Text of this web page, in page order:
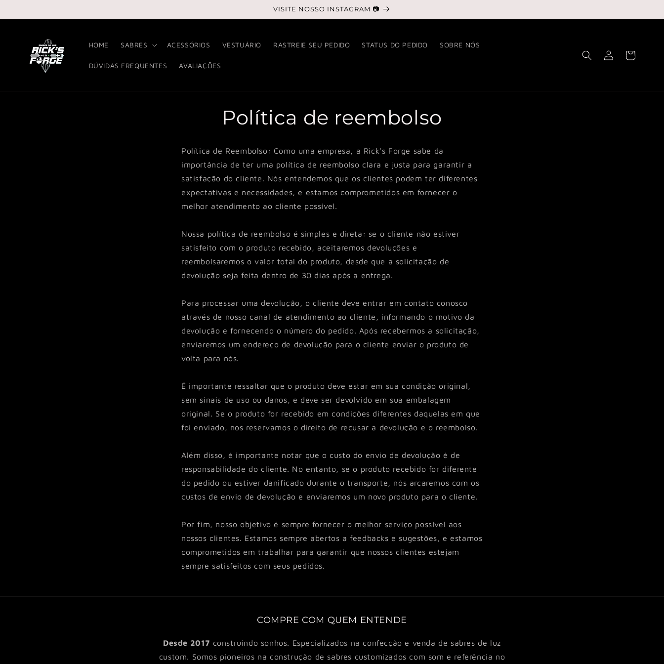
conteúdo
VISITE NOSSO INSTAGRAM 📷
HOME SABRES ACESSÓRIOS VESTUÁRIO RASTREIE SEU PEDIDO STATUS DO PEDIDO SOBRE NÓS
DÚVIDAS FREQUENTES AVALIAÇÕES
Fazer
login
Carrinho
Política de reembolso
Política de Reembolso: Como uma empresa, a Rick's Forge sabe da
importância de ter uma política de reembolso clara e justa para garantir a
satisfação do cliente. Nós entendemos que os clientes podem ter diferentes
expectativas e necessidades, e estamos comprometidos em fornecer o
melhor atendimento ao cliente possível.
Nossa política de reembolso é simples e direta: se o cliente não estiver
satisfeito com o produto recebido, aceitaremos devoluções e
reembolsaremos o valor total do produto, desde que a solicitação de
devolução seja feita dentro de 30 dias após a entrega.
Para processar uma devolução, o cliente deve entrar em contato conosco
através de nosso canal de atendimento ao cliente, informando o motivo da
devolução e fornecendo o número do pedido. Após recebermos a solicitação,
enviaremos um endereço de devolução para o cliente enviar o produto de
volta para nós.
É importante ressaltar que o produto deve estar em sua condição original,
sem sinais de uso ou danos, e deve ser devolvido em sua embalagem
original. Se o produto for recebido em condições diferentes daquelas em que
foi enviado, nos reservamos o direito de recusar a devolução e o reembolso.
Além disso, é importante notar que o custo do envio de devolução é de
responsabilidade do cliente. No entanto, se o produto recebido for diferente
do pedido ou estiver danificado durante o transporte, nós arcaremos com os
custos de envio de devolução e enviaremos um novo produto para o cliente.
Por fim, nosso objetivo é sempre fornecer o melhor serviço possível aos
nossos clientes. Estamos sempre abertos a feedbacks e sugestões, e estamos
comprometidos em trabalhar para garantir que nossos clientes estejam
sempre satisfeitos com seus pedidos.
COMPRE COM QUEM ENTENDE
Desde 2017 construindo sonhos. Especializados na confecção e venda de sabres de luz
custom. Somos pioneiros na construção de sabres customizados com som e referência no